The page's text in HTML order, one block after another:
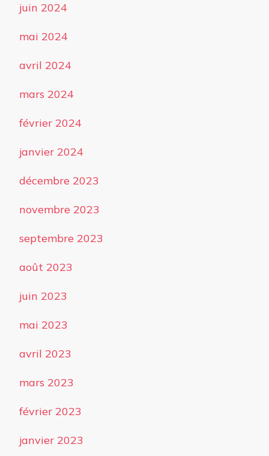
juin 2024
mai 2024
avril 2024
mars 2024
février 2024
janvier 2024
décembre 2023
novembre 2023
septembre 2023
août 2023
juin 2023
mai 2023
avril 2023
mars 2023
février 2023
janvier 2023